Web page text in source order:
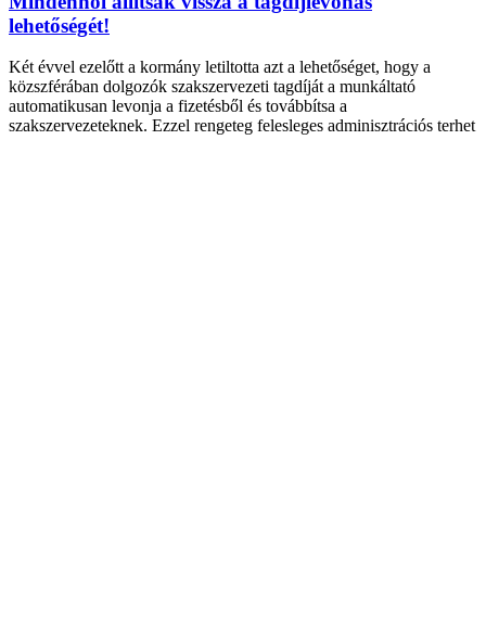
lehetőségét!
Két évvel ezelőtt a kormány letiltotta azt a lehetőséget, hogy a
közszférában dolgozók szakszervezeti tagdíját a munkáltató
automatikusan levonja a fizetésből és továbbítsa a
szakszervezeteknek. Ezzel rengeteg felesleges adminisztrációs terhet